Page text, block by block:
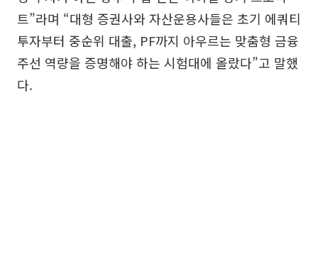
트”라며 “대형 증권사와 자산운용사들은 초기 에쿼티
투자부터 중순위 대출, PF까지 아우르는 맞춤형 금융
주선 역량을 증명해야 하는 시험대에 올랐다”고 말했
다.